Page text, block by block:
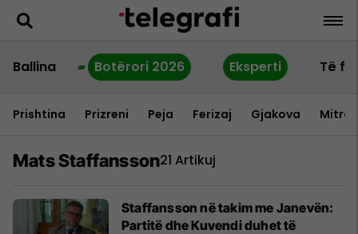
Ballina Botërori 2026 Eksperti Të
Prishtina Prizreni Peja Ferizaj Gjakova
Mats Staffansson21 Artikuj
Staffansson në takim me Janevën:
Partitë dhe Kuvendi duhet të